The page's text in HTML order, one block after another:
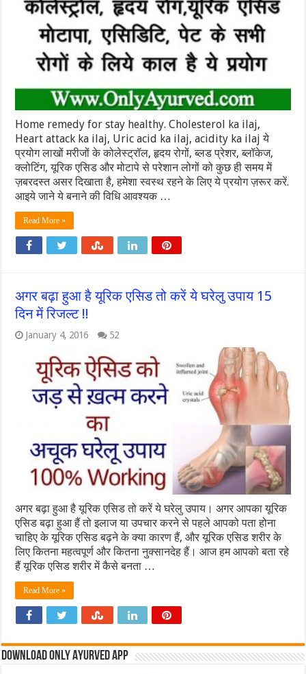
Home remedy for stay healthy. Cholesterol ka ilaj,
Heart attack ka ilaj, Uric acid ka ilaj, acidity ka ilaj ये
प्रयोग लाखों मरीजों के कोलेस्ट्रॉल, हृदय रोगों, ब्लड प्रेशर, ब्लॉकेज,
क्लोटिंग, यूरिक एसिड और मोटापे से परेशान लोगों को कुछ ही समय में
ज़बरदस्त असर दिखाता है, हमेशा स्वस्थ रहने के लिए ये प्रयोग ज़रूर करें.
आइये जाने ये बनाने की विधि आवश्यक …
Read More »
अगर बढ़ा हुआ है यूरिक एसिड तो करें ये घरेलु उपाय 15
दिन में रिजल्ट !!
January 4, 2016 52
अगर बढ़ा हुआ है यूरिक एसिड तो करें ये घरेलु उपाय। अगर आपका यूरिक
एसिड बढ़ा हुआ हैं तो इलाज या उपचार करने से पहले आपको पता होना
चाहिए के यूरिक एसिड बढ़ने के क्या कारण हैं, और यूरिक एसिड शरीर के
लिए कितना महत्वपूर्ण और कितना नुक्सानदेह हैं। आज हम आपको बता रहे
हैं यूरिक एसिड शरीर में कैसे बनता …
Read More »
Download Only Ayurved App